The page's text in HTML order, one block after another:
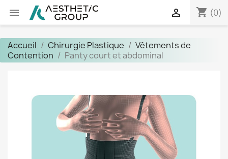
 shopping_cart (0)

Accueil Chirurgie Plastique
Vêtements de
Contention
Panty court et abdominal